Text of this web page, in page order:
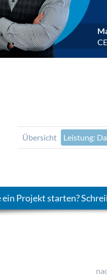
Übersicht Leistung:
Projekt starten?